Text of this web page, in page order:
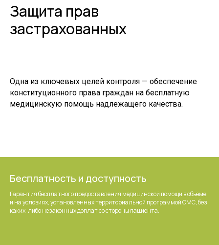
Защита прав
застрахованных
Одна из ключевых целей контроля — обеспечение
конституционного права граждан на бесплатную
медицинскую помощь надлежащего качества.
Бесплатность и доступность
Гарантия бесплатного предоставления медицинской помощи в объёме
и на условиях, установленных территориальной программой ОМС, без
каких-либо незаконных доплат со стороны пациента.